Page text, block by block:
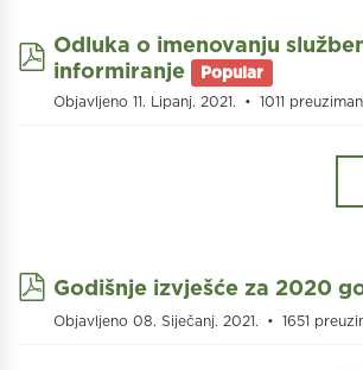
pdf
Odluka o imenovanju
informiranje
Popular
Objavljeno 11. Lipanj. 2021. 1011
pdf
Godišnje izvješće za 2020
Objavljeno 08. Siječanj. 2021. 1651